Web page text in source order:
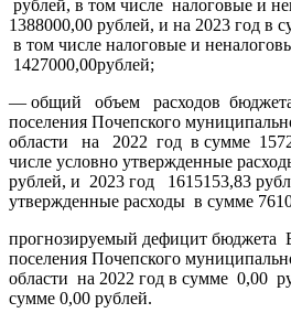
рублей, в том числе налоговые и
1388000,00 рублей, и на 2023 год в
в том числе налоговые и
1427000,00рублей;
— общий объем расходов бюджета
поселения Почепского
области на 2022 год в сумме
числе условно утвержденные
рублей, и 2023 год 1615153,83
утвержденные расходы в сумме
прогнозируемый дефицит бюджета
поселения Почепского
области на 2022 год в сумме 0,00
сумме 0,00 рублей.